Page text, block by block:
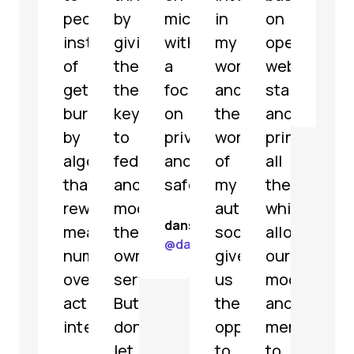
people
instead
of
getting
buried
by
algorithms
that
reward
meaningless
numbers
over
actual
interaction.
by
giving
them
the
keys
to
federate
and
moderate
their
own
servers.
But
don't
microblogging
with
a
focus
on
privacy
and
safety.
dansup
@dansup@mastodon.social
in
my
work
and
the
work
of
my
authority.
social.bund.de
gives
us
the
opportunity
on
open
web
standards
and
principles,
all
the
while
allowing
our
moderators
and
members